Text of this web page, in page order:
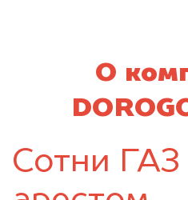
О
Сотни ГАЗ